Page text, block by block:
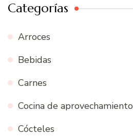
Categorías
Arroces
Bebidas
Carnes
Cocina de aprovechamiento
Cócteles